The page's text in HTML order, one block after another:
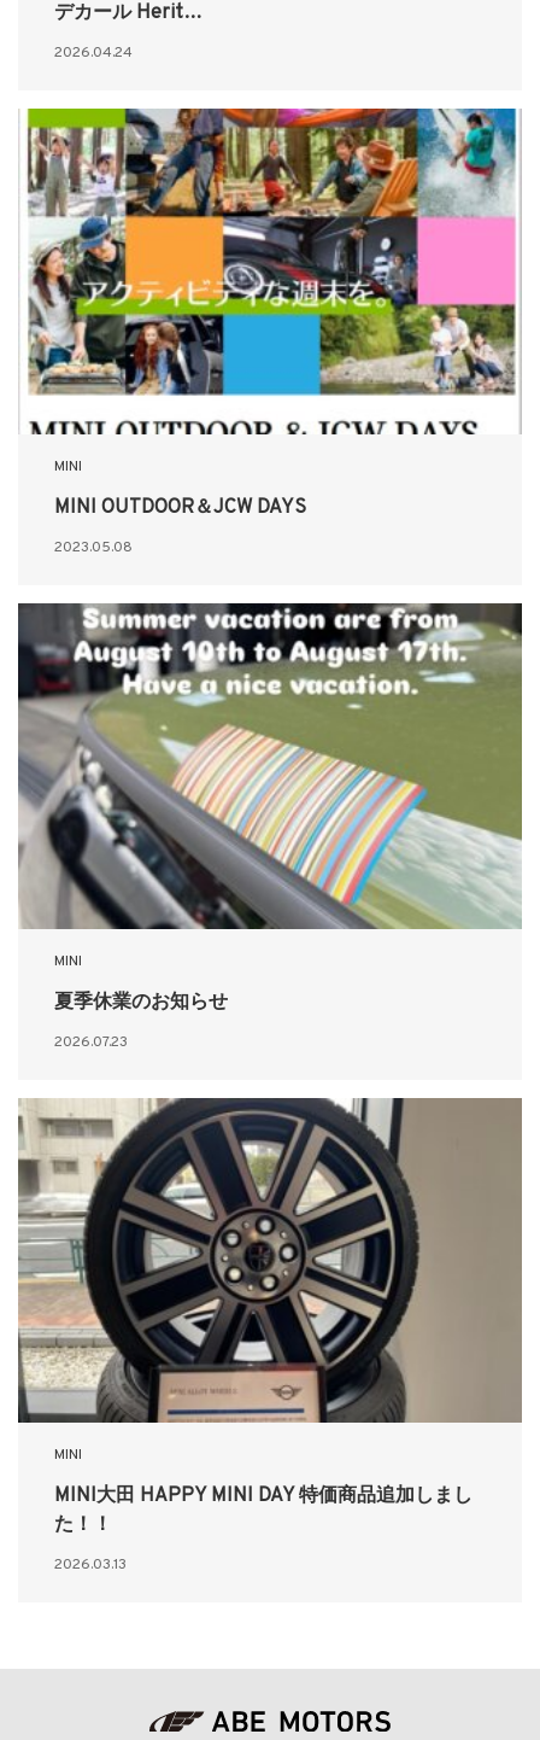
デカール Herit…
2026.04.24
MINI
MINI OUTDOOR＆JCW DAYS
2023.05.08
MINI
夏季休業のお知らせ
2026.07.23
MINI
MINI大田 HAPPY MINI DAY 特価商品追加しまし
た！！
2026.03.13